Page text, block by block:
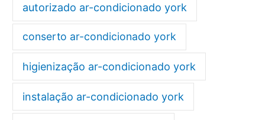
autorizado ar-condicionado york
conserto ar-condicionado york
higienização ar-condicionado york
instalação ar-condicionado york